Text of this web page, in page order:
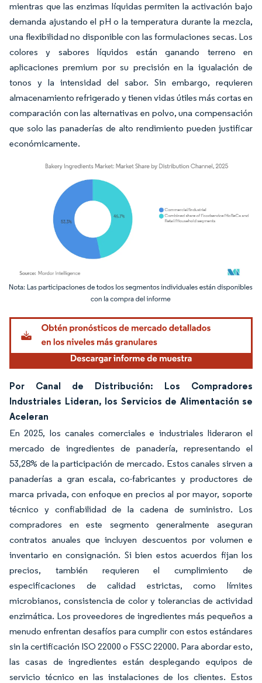
mientras que las enzimas líquidas permiten la activación bajo
demanda ajustando el pH o la temperatura durante la mezcla,
una flexibilidad no disponible con las formulaciones secas. Los
colores y sabores líquidos están ganando terreno en
aplicaciones premium por su precisión en la igualación de
tonos y la intensidad del sabor. Sin embargo, requieren
almacenamiento refrigerado y tienen vidas útiles más cortas en
comparación con las alternativas en polvo, una compensación
que solo las panaderías de alto rendimiento pueden justificar
económicamente.
Imagen © Mordor Intelligence. El uso requiere atribución según CC BY 4.0.
Por Canal de Distribución: Los Compradores
Industriales Lideran, los Servicios de Alimentación se
Aceleran
En 2025, los canales comerciales e industriales lideraron el
mercado de ingredientes de panadería, representando el
53,28% de la participación de mercado. Estos canales sirven a
panaderías a gran escala, co-fabricantes y productores de
marca privada, con enfoque en precios al por mayor, soporte
técnico y confiabilidad de la cadena de suministro. Los
compradores en este segmento generalmente aseguran
contratos anuales que incluyen descuentos por volumen e
inventario en consignación. Si bien estos acuerdos fijan los
precios, también requieren el cumplimiento de
especificaciones de calidad estrictas, como límites
microbianos, consistencia de color y tolerancias de actividad
enzimática. Los proveedores de ingredientes más pequeños a
menudo enfrentan desafíos para cumplir con estos estándares
sin la certificación ISO 22000 o FSSC 22000. Para abordar esto,
las casas de ingredientes están desplegando equipos de
servicio técnico en las instalaciones de los clientes. Estos